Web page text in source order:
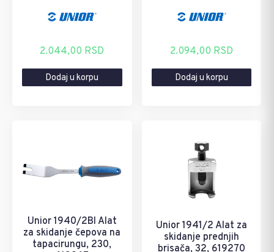
2.044,00 RSD
Dodaj u korpu
2.094,00 RSD
Dodaj u korpu
Unior 1940/2BI Alat
za skidanje čepova na
tapacirungu, 230,
Unior 1941/2 Alat za
skidanje prednjih
brisača, 32, 619270